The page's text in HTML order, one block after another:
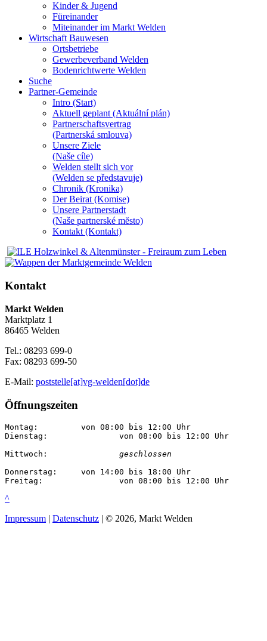
Kinder & Jugend
Füreinander
Miteinander im Markt Welden
Wirtschaft Bauwesen
Ortsbetriebe
Gewerbeverband Welden
Bodenrichtwerte Welden
Suche
Partner-Gemeinde
Intro (Start)
Aktuell geplant (Aktuální plán)
Partnerschaftsvertrag
(Partnerská smlouva)
Unsere Ziele
(Naše cíle)
Welden stellt sich vor
(Welden se představuje)
Chronik (Kronika)
Der Beirat (Komise)
Unsere Partnerstadt
(Naše partnerské mĕsto)
Kontakt (Kontakt)
Kontakt
Markt Welden
Marktplatz 1
86465 Welden
Tel.: 08293 699-0
Fax: 08293 699-50
E-Mail: poststelle[at]vg-welden[dot]de
Öffnungszeiten
Montag:		von 08:00 bis 12:00 Uhr
Dienstag:		von 08:00 bis 12:00 Uhr
geschlossen
Donnerstag:	von 14:00 bis 18:00 Uhr
Freitag:		von 08:00 bis 12:00 Uhr
^
Impressum | Datenschutz | © 2026, Markt Welden